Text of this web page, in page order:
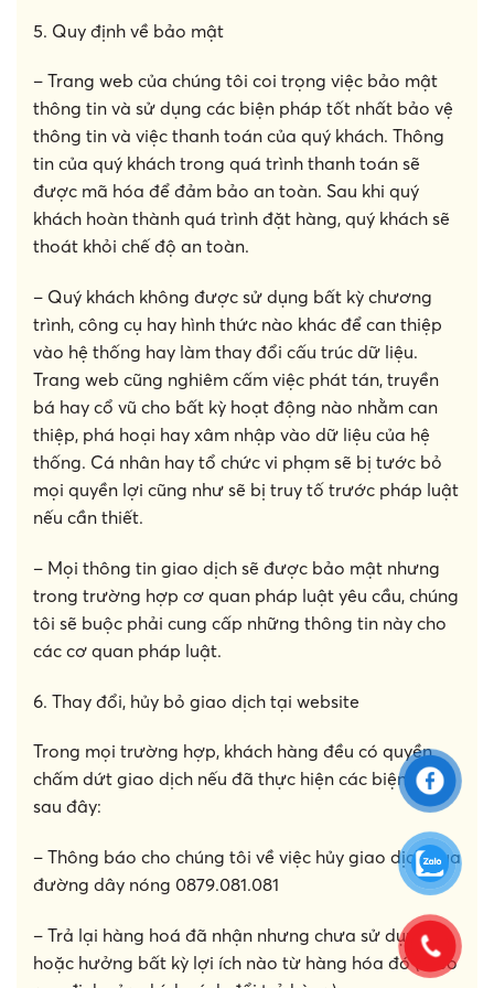
5. Quy định về bảo mật
– Trang web của chúng tôi coi trọng việc bảo mật
thông tin và sử dụng các biện pháp tốt nhất bảo vệ
thông tin và việc thanh toán của quý khách. Thông
tin của quý khách trong quá trình thanh toán sẽ
được mã hóa để đảm bảo an toàn. Sau khi quý
khách hoàn thành quá trình đặt hàng, quý khách sẽ
thoát khỏi chế độ an toàn.
– Quý khách không được sử dụng bất kỳ chương
trình, công cụ hay hình thức nào khác để can thiệp
vào hệ thống hay làm thay đổi cấu trúc dữ liệu.
Trang web cũng nghiêm cấm việc phát tán, truyền
bá hay cổ vũ cho bất kỳ hoạt động nào nhằm can
thiệp, phá hoại hay xâm nhập vào dữ liệu của hệ
thống. Cá nhân hay tổ chức vi phạm sẽ bị tước bỏ
mọi quyền lợi cũng như sẽ bị truy tố trước pháp luật
nếu cần thiết.
– Mọi thông tin giao dịch sẽ được bảo mật nhưng
trong trường hợp cơ quan pháp luật yêu cầu, chúng
tôi sẽ buộc phải cung cấp những thông tin này cho
các cơ quan pháp luật.
6. Thay đổi, hủy bỏ giao dịch tại website
Trong mọi trường hợp, khách hàng đều có quyền
chấm dứt giao dịch nếu đã thực hiện các biện pháp
sau đây:
– Thông báo cho chúng tôi về việc hủy giao dịch qua
đường dây nóng 0879.081.081
– Trả lại hàng hoá đã nhận nhưng chưa sử dụng
hoặc hưởng bất kỳ lợi ích nào từ hàng hóa đó (theo